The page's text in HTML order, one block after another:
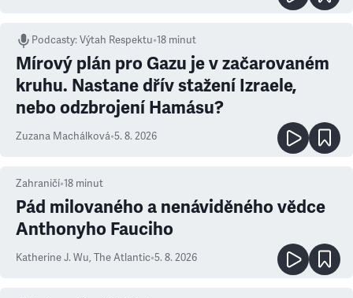
Podcasty:Výtah Respektu•18 minut
Mírový plán pro Gazu je v začarovaném
kruhu. Nastane dřív stažení Izraele,
nebo odzbrojení Hamásu?
Zuzana Machálková•5. 8. 2026
Zahraničí•18 minut
Pád milovaného a nenáviděného vědce
Anthonyho Fauciho
Katherine J. Wu, The Atlantic•5. 8. 2026